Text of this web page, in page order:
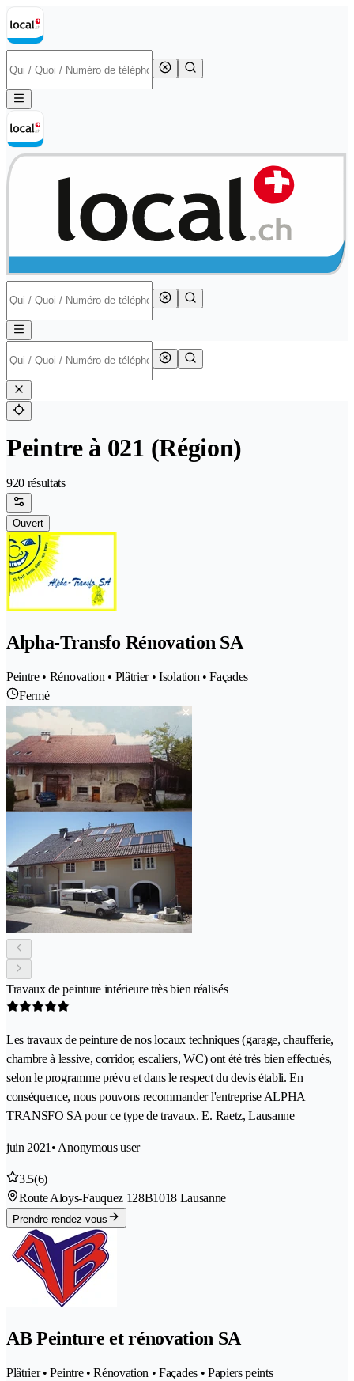
Peintre à 021 (Région)
920 résultats
Ouvert
Alpha-Transfo Rénovation SA
Peintre • Rénovation • Plâtrier • Isolation • Façades
Fermé
Travaux de peinture intérieure très bien réalisés
Les travaux de peinture de nos locaux techniques (garage, chaufferie,
chambre à lessive, corridor, escaliers, WC) ont été très bien effectués,
selon le programme prévu et dans le respect du devis établi. En
conséquence, nous pouvons recommander l'entreprise ALPHA
TRANSFO SA pour ce type de travaux. E. Raetz, Lausanne
juin 2021 • Anonymous user
3.5(6)
Route Aloys-Fauquez 128B1018 Lausanne
Prendre rendez-vous
AB Peinture et rénovation SA
Plâtrier • Peintre • Rénovation • Façades • Papiers peints